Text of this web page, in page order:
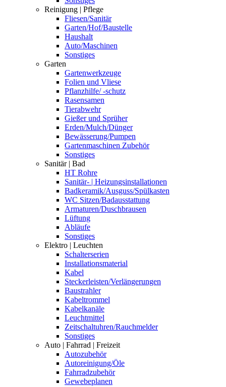
Reinigung | Pflege
Fliesen/Sanitär
Garten/Hof/Baustelle
Haushalt
Auto/Maschinen
Sonstiges
Garten
Gartenwerkzeuge
Folien und Vliese
Pflanzhilfe/ -schutz
Rasensamen
Tierabwehr
Gießer und Sprüher
Erden/Mulch/Dünger
Bewässerung/Pumpen
Gartenmaschinen Zubehör
Sonstiges
Sanitär | Bad
HT Rohre
Sanitär- | Heizungsinstallationen
Badkeramik/Ausguss/Spülkasten
WC Sitzen/Badausstattung
Armaturen/Duschbrausen
Lüftung
Abläufe
Sonstiges
Elektro | Leuchten
Schalterserien
Installationsmaterial
Kabel
Steckerleisten/Verlängerungen
Baustrahler
Kabeltrommel
Kabelkanäle
Leuchtmittel
Zeitschaltuhren/Rauchmelder
Sonstiges
Auto | Fahrrad | Freizeit
Autozubehör
Autoreinigung/Öle
Fahrradzubehör
Gewebeplanen